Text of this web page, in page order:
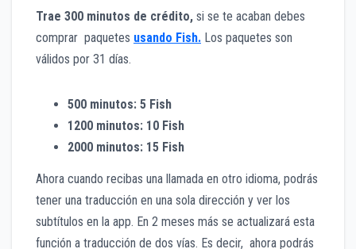
Trae 300 minutos de crédito, si se te acaban debes
comprar paquetes usando Fish. Los paquetes son
válidos por 31 días.
500 minutos: 5 Fish
1200 minutos: 10 Fish
2000 minutos: 15 Fish
Ahora cuando recibas una llamada en otro idioma, podrás
tener una traducción en una sola dirección y ver los
subtítulos en la app. En 2 meses más se actualizará esta
función a traducción de dos vías. Es decir, ahora podrás